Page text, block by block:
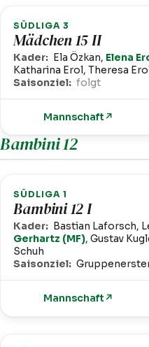
SÜDLIGA 3
Mädchen 15 II
Kader: Ela Özkan, Elena
Katharina Erol, Theresa
Saisonziel: folgt
Mannschaft ↗
Bambini 12
SÜDLIGA 1
Bambini 12 I
Kader: Bastian Laforsch,
Gerhartz (MF), Gustav
Schuh
Saisonziel:
Mannschaft ↗